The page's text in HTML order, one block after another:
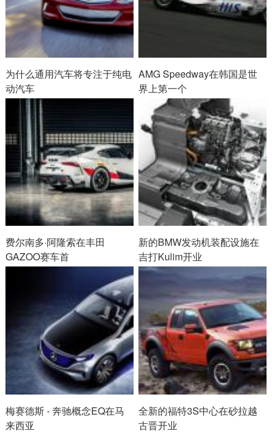
为什么通用汽车将专注于纯电
动汽车
AMG Speedway在韩国是世
界上第一个
费尔南多·阿隆索在丰田
GAZOO赛车首
新的BMW发动机装配设施在
吉打Kulim开业
梅赛德斯 - 奔驰概念EQ在马
来西亚
全新的福特3S中心在砂拉越
古晋开业